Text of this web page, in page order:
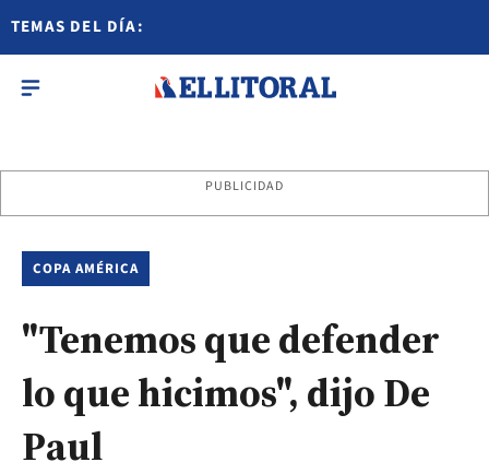
TEMAS DEL DÍA:
PUBLICIDAD
COPA AMÉRICA
"Tenemos que defender
lo que hicimos", dijo De
Paul